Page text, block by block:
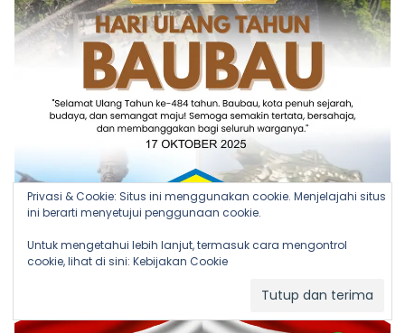
Privasi & Cookie: Situs ini menggunakan cookie. Menjelajahi situs
ini berarti menyetujui penggunaan cookie.
Untuk mengetahui lebih lanjut, termasuk cara mengontrol
cookie, lihat di sini: Kebijakan Cookie